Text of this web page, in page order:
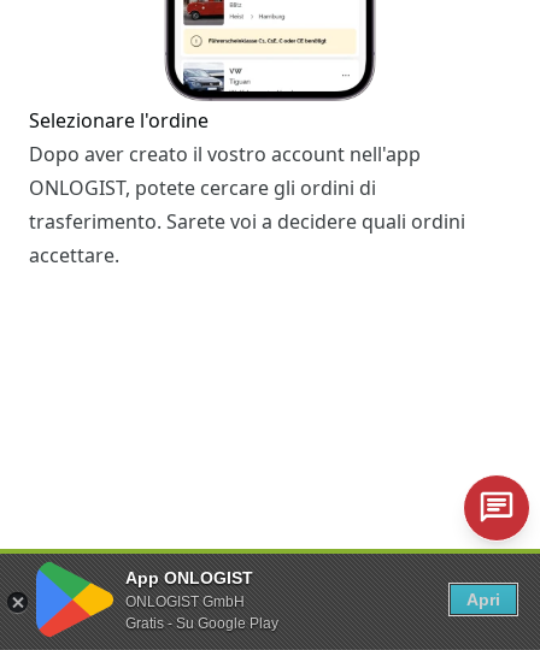
App ONLOGIST
ONLOGIST GmbH
Gratis - Su Google Play
Apri
Selezionare l'ordine
Dopo aver creato il vostro account nell'app
ONLOGIST, potete cercare gli ordini di
trasferimento. Sarete voi a decidere quali ordini
accettare.
Trasferimento di un veicolo
Il giorno del trasferimento, si ritira il veicolo nel
luogo di partenza. Con l'app si registra il ritiro, si